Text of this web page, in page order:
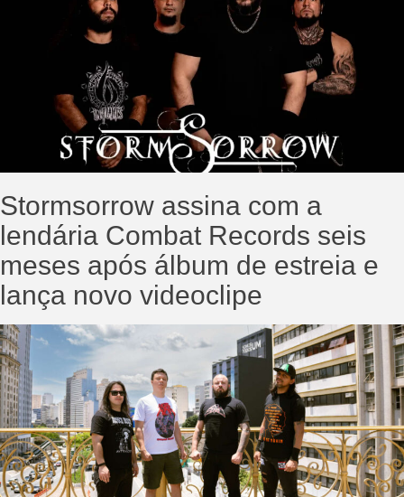
Stormsorrow assina com a
lendária Combat Records seis
meses após álbum de estreia e
lança novo videoclipe